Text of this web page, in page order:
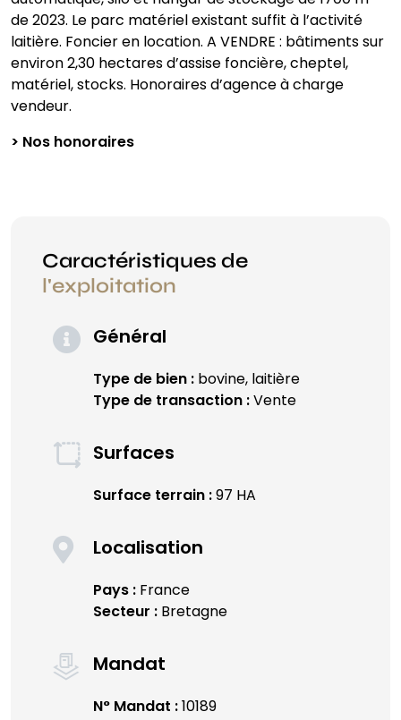
de 2023. Le parc matériel existant suffit à l’activité
laitière. Foncier en location. A VENDRE : bâtiments sur
environ 2,30 hectares d’assise foncière, cheptel,
matériel, stocks. Honoraires d’agence à charge
vendeur.
> Nos honoraires
Caractéristiques de
l'exploitation
Général
Type de bien :bovine, laitière
Type de transaction :Vente
Surfaces
Surface terrain :97 HA
Localisation
Pays :France
Secteur :Bretagne
Mandat
N° Mandat :10189